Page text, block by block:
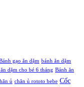
gạo ăn dặm bánh ăn dặm
dặm cho bé 6 tháng Bánh ăn
ủ chăn ủ rototo bebe Cốc